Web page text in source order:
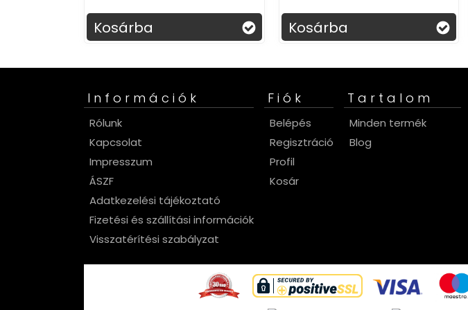
Kosárba
szórakoztat és lenyűgözi
gyermeked!
Kosárba
Információk
Rólunk
Kapcsolat
Impresszum
ÁSZF
Adatkezelési tájékoztató
Fizetési és szállítási információk
Visszatérítési szabályzat
Fiók
Belépés
Regisztráció
Profil
Kosár
Tartalom
Minden termék
Blog